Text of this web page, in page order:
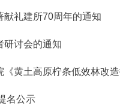
献礼建所70周年的通知
研讨会的通知
黄土高原柠条低效林改
名公示